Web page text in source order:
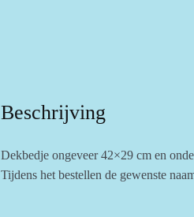
Beschrijving
Dekbedje ongeveer 42×29 cm en
Tijdens het bestellen de gewenste